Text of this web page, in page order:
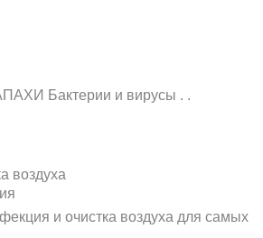
Бактерии и вирусы . .
воздуха
и очистка воздуха для самых